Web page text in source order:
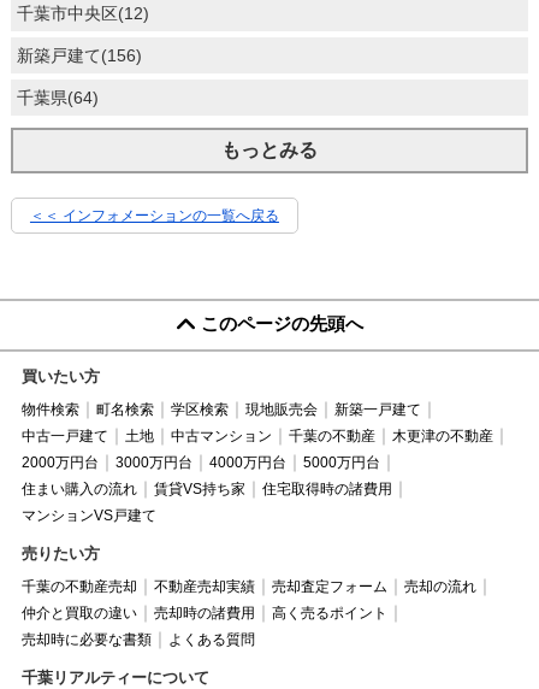
千葉市中央区(12)
新築戸建て(156)
千葉県(64)
もっとみる
＜＜ インフォメーションの一覧へ戻る
このページの先頭へ
買いたい方
物件検索 町名検索 学区検索 現地販売会
新築一戸建て
中古一戸建て
土地 中古マンション 千葉の不動産
木更津の不動産
2000万円台
3000万円台 4000万円台
5000万円台
住まい購入の流れ
賃貸VS持ち家
住宅取得時の諸費用
マンションVS戸建て
売りたい方
千葉の不動産売却 不動産売却実績 売却査定フォーム
売却の流れ
仲介と買取の違い
売却時の諸費用
高く売るポイント
売却時に必要な書類
よくある質問
千葉リアルティーについて